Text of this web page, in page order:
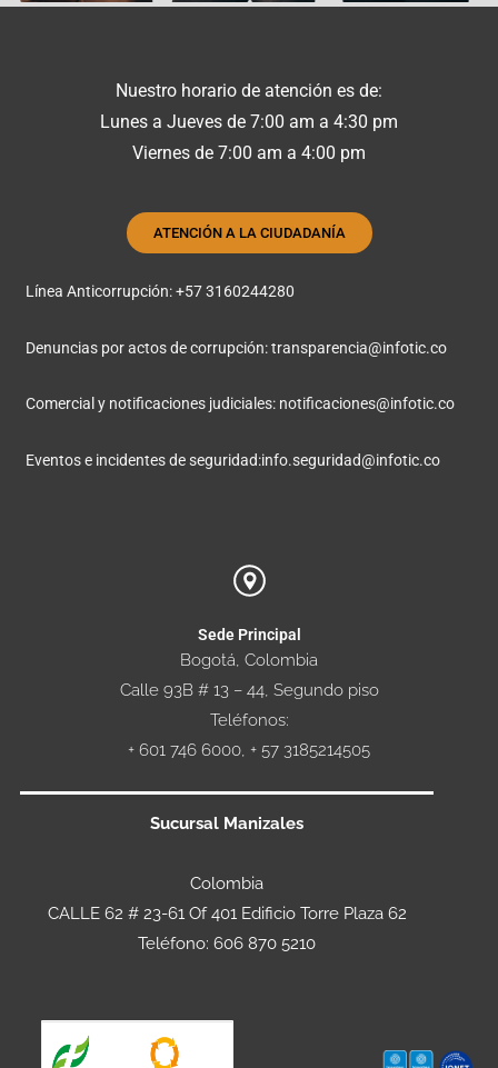
Nuestro horario de atención es de:
Lunes a Jueves de 7:00 am a 4:30 pm
Viernes de 7:00 am a 4:00 pm
ATENCIÓN A LA CIUDADANÍA
Línea Anticorrupción: +57 3160244280
Denuncias por actos de corrupción:transparencia@infotic.co
Comercial y notificaciones judiciales: notificaciones@infotic.co
Eventos e incidentes de seguridad:info.seguridad@infotic.co
Sede Principal
Bogotá, Colombia
Calle 93B # 13 – 44, Segundo piso
Teléfonos:
+ 601 746 6000, + 57 3185214505
Sucursal Manizales
Colombia
CALLE 62 # 23-61 Of 401 Edificio Torre Plaza 62
Teléfono: 606 870 5210